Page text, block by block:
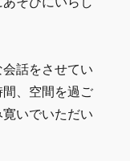
話をさせてい
、空間を過ご
いでいただい